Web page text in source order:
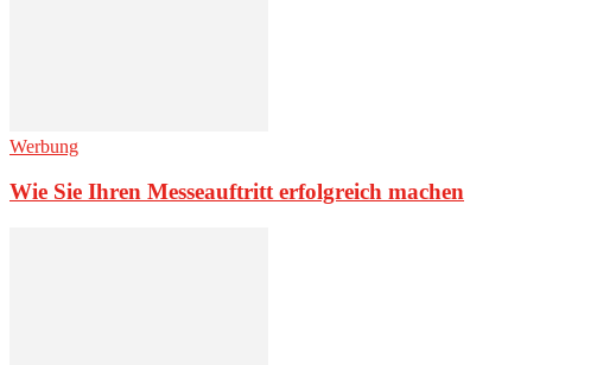
Werbung
Wie Sie Ihren Messeauftritt erfolgreich machen